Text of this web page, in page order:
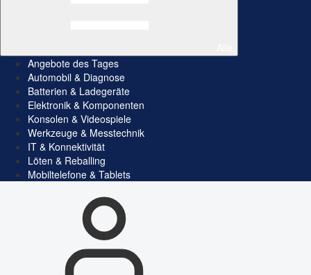
Angebote des Tages
Automobil & Diagnose
Batterien & Ladegeräte
Elektronik & Komponenten
Konsolen & Videospiele
Werkzeuge & Messtechnik
IT & Konnektivität
Löten & Reballing
Mobiltelefone & Tablets